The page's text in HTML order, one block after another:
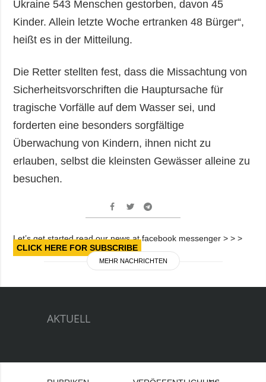
Ukraine 543 Menschen gestorben, davon 45
Kinder. Allein letzte Woche ertranken 48 Bürger“,
heißt es in der Mitteilung.
Die Retter stellten fest, dass die Missachtung von
Sicherheitsvorschriften die Hauptursache für
tragische Vorfälle auf dem Wasser sei, und
forderten eine besonders sorgfältige
Überwachung von Kindern, ihnen nicht zu
erlauben, selbst die kleinsten Gewässer alleine zu
besuchen.
Let’s get started read our news at facebook messenger > > >
CLICK HERE FOR SUBSCRIBE
MEHR NACHRICHTEN
AKTUELL